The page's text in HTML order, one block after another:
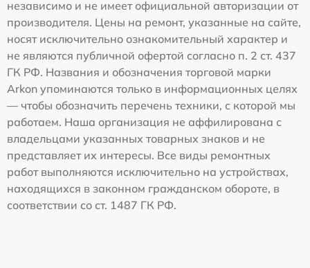
независимо и не имеет официальной авторизации от
производителя. Цены на ремонт, указанные на сайте,
носят исключительно ознакомительный характер и
не являются публичной офертой согласно п. 2 ст. 437
ГК РФ. Названия и обозначения торговой марки
Arkon упоминаются только в информационных целях
— чтобы обозначить перечень техники, с которой мы
работаем. Наша организация не аффилирована с
владельцами указанных товарных знаков и не
представляет их интересы. Все виды ремонтных
работ выполняются исключительно на устройствах,
находящихся в законном гражданском обороте, в
соответствии со ст. 1487 ГК РФ.